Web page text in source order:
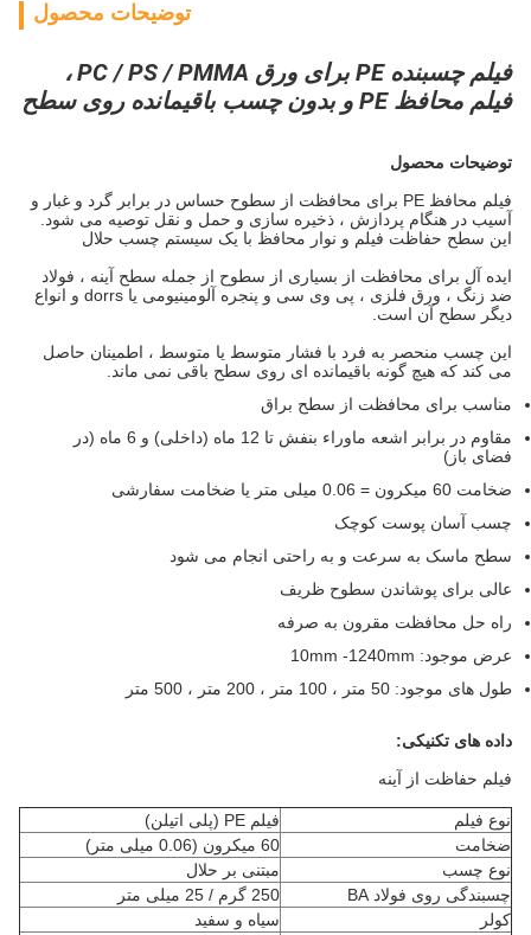
توضیحات محصول
فیلم چسبنده PE برای ورق PC / PS / PMMA ،
فیلم محافظ PE و بدون چسب باقیمانده روی سطح
توضیحات محصول
فیلم محافظ PE برای محافظت از سطوح حساس در برابر گرد و غبار و
آسیب در هنگام پردازش ، ذخیره سازی و حمل و نقل توصیه می شود.
اینسطح حفاظت فیلم و نوار محافظبا یک سیستم چسب حلال
ایده آل برای محافظت از بسیاری از سطوح از جمله سطح آینه ، فولاد
ضد زنگ ، ورق فلزی ، پی وی سی و پنجره آلومینیومی یا dorrs و انواع
دیگر سطح آن است.
این چسب منحصر به فرد با فشار متوسط ​​یا متوسط ​​، اطمینان حاصل
می کند که هیچ گونه باقیمانده ای روی سطح باقی نمی ماند.
مناسب برای محافظت از سطح براق
مقاوم در برابر اشعه ماوراء بنفش تا 12 ماه (داخلی) و 6 ماه (در
فضای باز)
ضخامت 60 میکرون = 0.06 میلی متر یا ضخامت سفارشی
چسب آسان پوست کوچک
سطح ماسک به سرعت و به راحتی انجام می شود
عالی برای پوشاندن سطوح ظریف
راه حل محافظت مقرون به صرفه
عرض موجود: 10mm -1240mm
طول های موجود: 50 متر ، 100 متر ، 200 متر ، 500 متر
داده های تکنیکی:
فیلم حفاظت از آینه
نوع فیلم
فیلم PE (پلی اتیلن)
ضخامت
60 میکرون (0.06 میلی متر)
نوع چسب
مبتنی بر حلال
چسبندگی روی فولاد BA
250 گرم / 25 میلی متر
کولر
سیاه و سفید